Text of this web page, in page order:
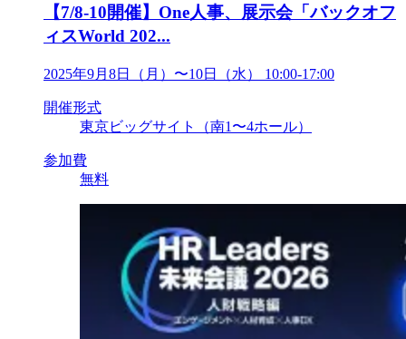
【7/8-10開催】One人事、展示会「バックオフ
ィスWorld 202...
2025年9月8日（月）〜10日（水） 10:00-17:00
開催形式
東京ビッグサイト（南1〜4ホール）
参加費
無料